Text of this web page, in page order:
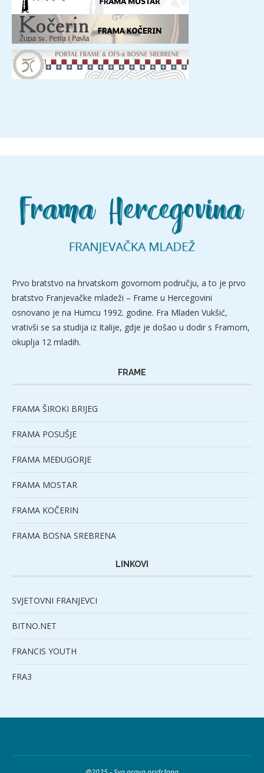
Prvo bratstvo na hrvatskom govornom području, a to je prvo
bratstvo Franjevačke mladeži – Frame u Hercegovini
osnovano je na Humcu 1992. godine. Fra Mladen Vukšić,
vrativši se sa studija iz Italije, gdje je došao u dodir s Framom,
okuplja 12 mladih.
FRAME
FRAMA ŠIROKI BRIJEG
FRAMA POSUŠJE
FRAMA MEĐUGORJE
FRAMA MOSTAR
FRAMA KOČERIN
FRAMA BOSNA SREBRENA
LINKOVI
SVJETOVNI FRANJEVCI
BITNO.NET
FRANCIS YOUTH
FRA3